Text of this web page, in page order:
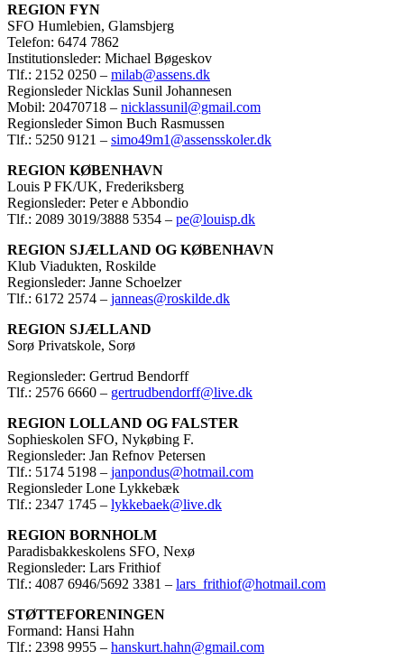
REGION FYN
SFO Humlebien, Glamsbjerg
Telefon: 6474 7862
Institutionsleder: Michael Bøgeskov
Tlf.: 2152 0250 – milab@assens.dk
Regionsleder Nicklas Sunil Johannesen
Mobil: 20470718 – nicklassunil@gmail.com
Regionsleder Simon Buch Rasmussen
Tlf.: 5250 9121 – simo49m1@assensskoler.dk
REGION KØBENHAVN
Louis P FK/UK, Frederiksberg
Regionsleder: Peter e Abbondio
Tlf.: 2089 3019/3888 5354 – pe@louisp.dk
REGION SJÆLLAND OG KØBENHAVN
Klub Viadukten, Roskilde
Regionsleder: Janne Schoelzer
Tlf.: 6172 2574 – janneas@roskilde.dk
REGION SJÆLLAND
Sorø Privatskole, Sorø
Regionsleder: Gertrud Bendorff
Tlf.: 2576 6660 – gertrudbendorff@live.dk
REGION LOLLAND OG FALSTER
Sophieskolen SFO, Nykøbing F.
Regionsleder: Jan Refnov Petersen
Tlf.: 5174 5198 – janpondus@hotmail.com
Regionsleder Lone Lykkebæk
Tlf.: 2347 1745 – lykkebaek@live.dk
REGION BORNHOLM
Paradisbakkeskolens SFO, Nexø
Regionsleder: Lars Frithiof
Tlf.: 4087 6946/5692 3381 – lars_frithiof@hotmail.com
STØTTEFORENINGEN
Formand: Hansi Hahn
Tlf.: 2398 9955 – hanskurt.hahn@gmail.com